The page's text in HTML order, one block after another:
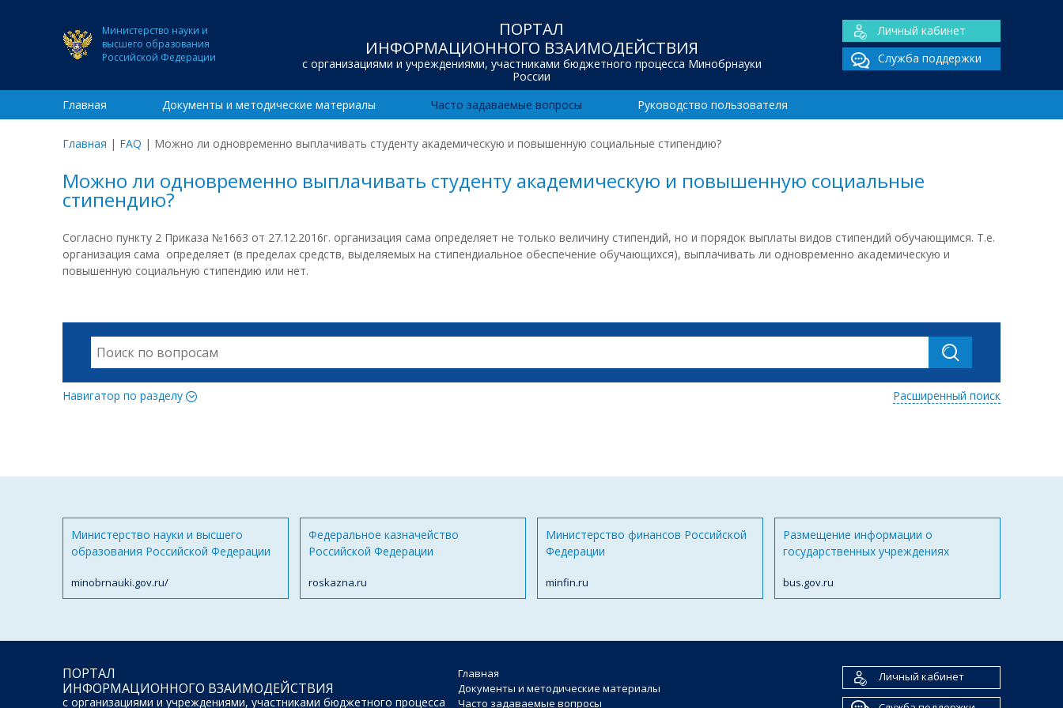
Министерство науки и
высшего образования
Российской Федерации
ПОРТАЛ
ИНФОРМАЦИОННОГО ВЗАИМОДЕЙСТВИЯ
с организациями и учреждениями, участниками бюджетного процесса Минобрнауки
России
Личный кабинет
Служба поддержки
Главная Документы и методические материалы Часто задаваемые вопросы Руководство пользователя
Главная | FAQ | Можно ли одновременно выплачивать студенту академическую и повышенную социальные стипендию?
Можно ли одновременно выплачивать студенту академическую и повышенную социальные
стипендию?
Согласно пункту 2 Приказа №1663 от 27.12.2016г. организация сама определяет не только величину стипендий, но и порядок выплаты видов стипендий обучающимся. Т.е.
организация сама определяет (в пределах средств, выделяемых на стипендиальное обеспечение обучающихся), выплачивать ли одновременно академическую и
повышенную социальную стипендию или нет.
Навигатор по разделу Расширенный поиск
Министерство науки и высшего
образования Российской Федерации
minobrnauki.gov.ru/
Федеральное казначейство
Российской Федерации
roskazna.ru
Министерство финансов Российской
Федерации
minfin.ru
Размещение информации о
государственных учреждениях
bus.gov.ru
ПОРТАЛ
ИНФОРМАЦИОННОГО ВЗАИМОДЕЙСТВИЯ
с организациями и учреждениями, участниками бюджетного процесса
Главная
Документы и методические материалы
Часто задаваемые вопросы
Личный кабинет